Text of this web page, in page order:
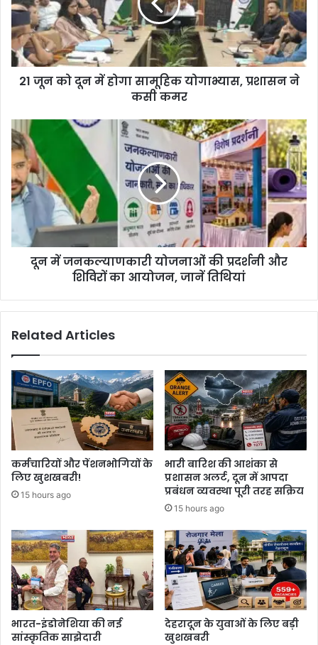
21 जून को दून में होगा सामूहिक योगाभ्यास, प्रशासन ने
कसी कमर
दून में जनकल्याणकारी योजनाओं की प्रदर्शनी और
शिविरों का आयोजन, जानें तिथियां
Related Articles
कर्मचारियों और पेंशनभोगियों के
लिए खुशखबरी!
15 hours ago
भारी बारिश की आशंका से
प्रशासन अलर्ट, दून में आपदा
प्रबंधन व्यवस्था पूरी तरह सक्रिय
15 hours ago
भारत-इंडोनेशिया की नई
सांस्कृतिक साझेदारी
देहरादून के युवाओं के लिए बड़ी
खुशखबरी